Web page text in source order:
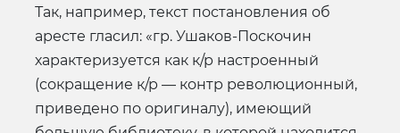
Так, например, текст постановления об
аресте гласил: «гр. Ушаков-Поскочин
характеризуется как к/р настроенный
(сокращение к/р — контр революционный,
приведено по оригиналу), имеющий